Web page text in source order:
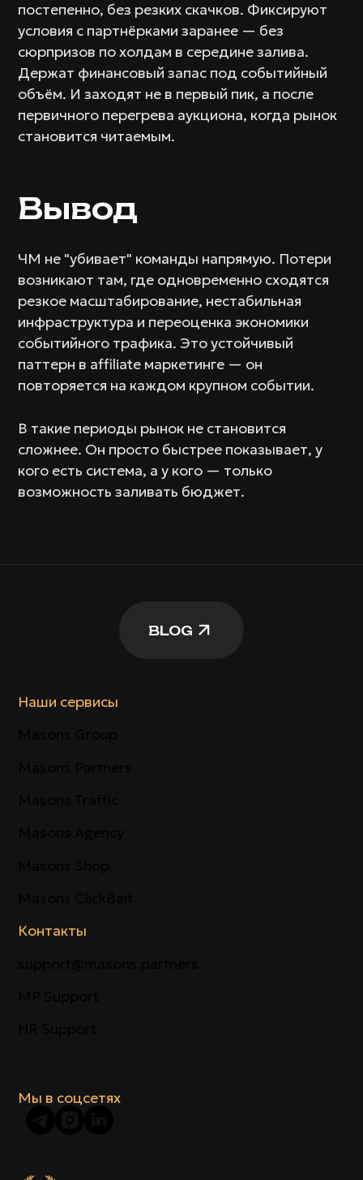
постепенно, без резких скачков. Фиксируют
условия с партнёрками заранее — без
сюрпризов по холдам в середине залива.
Держат финансовый запас под событийный
объём. И заходят не в первый пик, а после
первичного перегрева аукциона, когда рынок
становится читаемым.
Вывод
ЧМ не "убивает" команды напрямую. Потери
возникают там, где одновременно сходятся
резкое масштабирование, нестабильная
инфраструктура и переоценка экономики
событийного трафика. Это устойчивый
паттерн в affiliate маркетинге — он
повторяется на каждом крупном событии.
В такие периоды рынок не становится
сложнее. Он просто быстрее показывает, у
кого есть система, а у кого — только
возможность заливать бюджет.
BLOG
Мы в соцсетях
Наши сервисы
Контакты